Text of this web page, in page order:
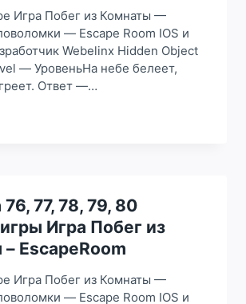
Игра Побег из Комнаты —
— Escape Room IOS и
Webelinx Hidden Object
— УровеньНа небе белеет,
Ответ —…
77, 78, 79, 80
Игра Побег из
EscapeRoom
Игра Побег из Комнаты —
— Escape Room IOS и